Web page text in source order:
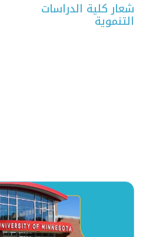
شعار كلية الدراسات
التنموية